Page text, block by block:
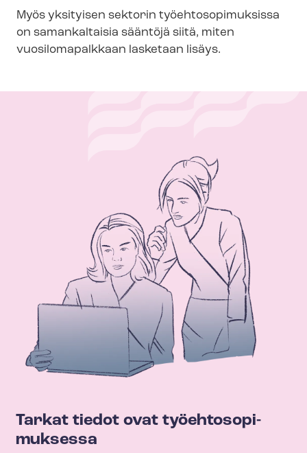
Myös yksityisen sektorin työ­eh­to­so­pi­muk­sis­sa
on samankaltaisia sääntöjä siitä, miten
vuosilomapalkkaan lasketaan lisäys.
Tarkat tiedot ovat työ­eh­to­so­pi­
muk­ses­sa